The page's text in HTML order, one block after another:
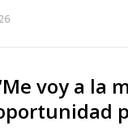
voy a la